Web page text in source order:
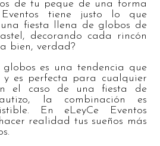
de tu peque de una forma
Eventos tiene justo lo que
una fiesta llena de globos de
decorando cada rincón
bien, verdad?
es una tendencia que
es perfecta para cualquier
el caso de una fiesta de
la combinación es
En eLeyCe Eventos
realidad tus sueños más